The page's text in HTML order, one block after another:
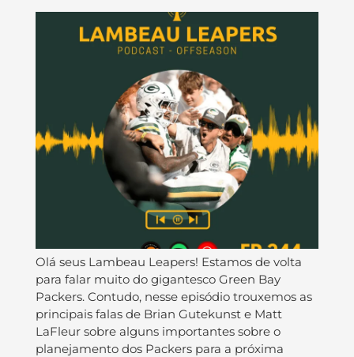
Olá seus Lambeau Leapers! Estamos de volta
para falar muito do gigantesco Green Bay
Packers. Contudo, nesse episódio trouxemos as
principais falas de Brian Gutekunst e Matt
LaFleur sobre alguns importantes sobre o
planejamento dos Packers para a próxima